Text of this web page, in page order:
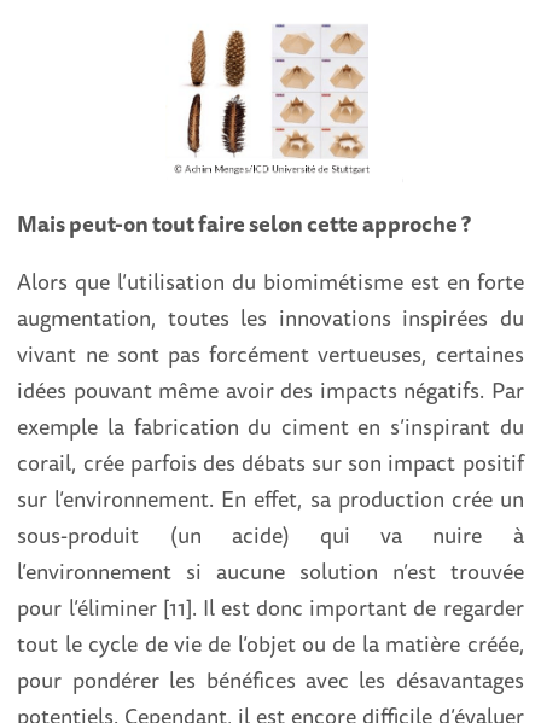
Mais peut-on tout faire selon cette approche ?
Alors que l’utilisation du biomimétisme est en forte
augmentation, toutes les innovations inspirées du
vivant ne sont pas forcément vertueuses, certaines
idées pouvant même avoir des impacts négatifs. Par
exemple la fabrication du ciment en s’inspirant du
corail, crée parfois des débats sur son impact positif
sur l’environnement. En effet, sa production crée un
sous-produit (un acide) qui va nuire à
l’environnement si aucune solution n’est trouvée
pour l’éliminer [11]. Il est donc important de regarder
tout le cycle de vie de l’objet ou de la matière créée,
pour pondérer les bénéfices avec les désavantages
potentiels. Cependant, il est encore difficile d’évaluer